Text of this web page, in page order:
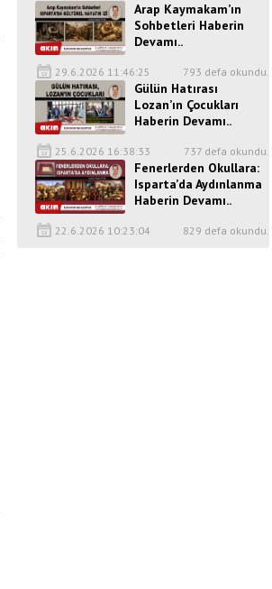
Arap Kaymakam’ın
Sohbetleri Haberin
Devamı..
29.6.2026 11:46:25 793 defa okundu.
Gülün Hatırası
Lozan’ın Çocukları
Haberin Devamı..
25.6.2026 16:38:33 737 defa okundu.
Fenerlerden Okullara:
Isparta’da Aydınlanma
Haberin Devamı..
22.6.2026 10:23:04 829 defa okundu.